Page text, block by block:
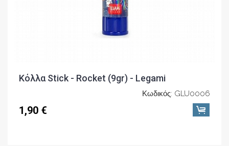
Κόλλα Stick - Rocket (9gr) - Legami
Κωδικός: GLU0006
1,90 €